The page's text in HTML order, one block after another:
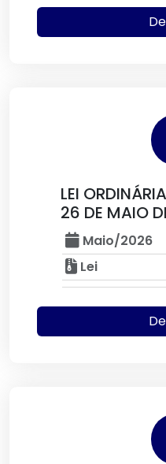
LEI
26 DE MAIO
Maio/2026
Lei